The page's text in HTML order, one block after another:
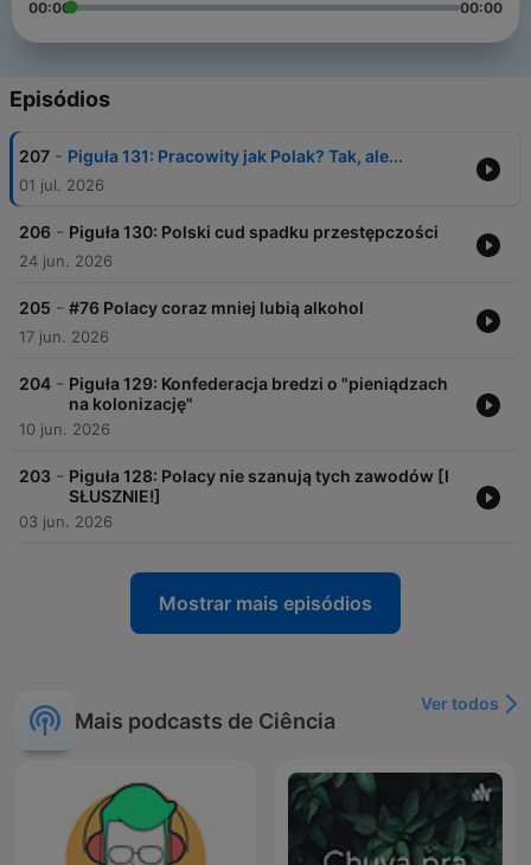
00:00 00:00
Episódios
207 - Piguła 131: Pracowity jak Polak? Tak, ale...
01 jul. 2026
206 - Piguła 130: Polski cud spadku przestępczości
24 jun. 2026
205 - #76 Polacy coraz mniej lubią alkohol
17 jun. 2026
204 - Piguła 129: Konfederacja bredzi o "pieniądzach
na kolonizację"
10 jun. 2026
203 - Piguła 128: Polacy nie szanują tych zawodów [I
SŁUSZNIE!]
03 jun. 2026
Mostrar mais episódios
Mais podcasts de Ciência
Ver todos